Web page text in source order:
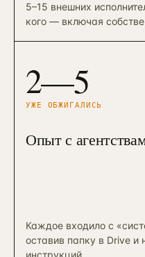
5–15 внешних
кого — включая
2—5
УЖЕ ОБЖИГАЛИСЬ
Опыт с
Каждое входило с
оставив папку в Drive
инструкций.